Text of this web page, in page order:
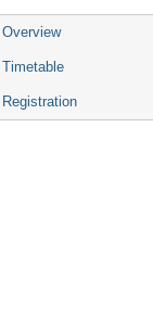
Event
menu
Overview
Timetable
Registration